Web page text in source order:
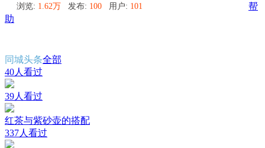
浏览: 1.62万 发布: 100 用户: 101
帮
助
同城头条全部
40人看过
39人看过
红茶与紫砂壶的搭配
337人看过